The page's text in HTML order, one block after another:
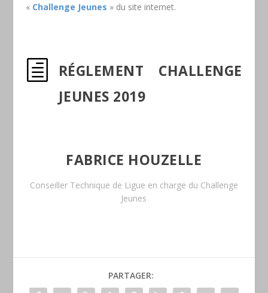
« Challenge Jeunes » du site internet.
h
RÉGLEMENT CHALLENGE
JEUNES 2019
FABRICE HOUZELLE
Conseiller Technique de Ligue en charge du Challenge
Jeunes
PARTAGER: